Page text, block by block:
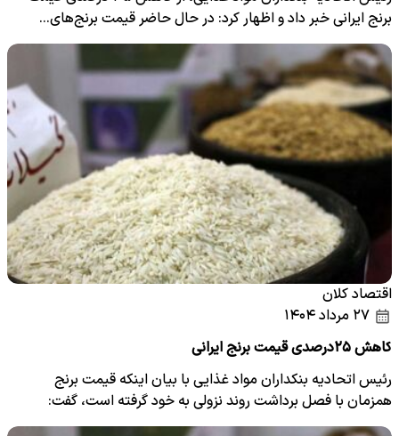
برنج ایرانی خبر داد و اظهار کرد: در حال حاضر قیمت برنج‌های…
اقتصاد کلان
کاهش ۲۵درصدی قیمت برنج ایرانی
رئیس اتحادیه بنکداران مواد غذایی با بیان اینکه قیمت برنج
همزمان با فصل برداشت روند نزولی به خود گرفته است، گفت:
بررسی…